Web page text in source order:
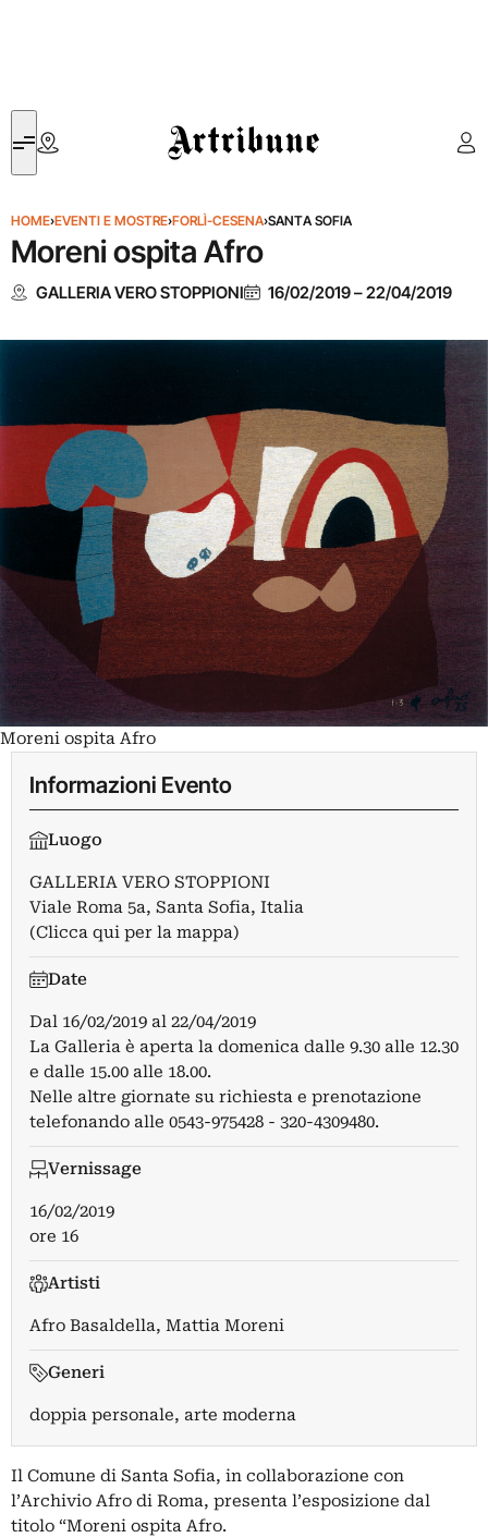
Artribune
HOME›EVENTI E MOSTRE›FORLÌ-CESENA›SANTA SOFIA
Moreni ospita Afro
GALLERIA VERO STOPPIONI 16/02/2019–22/04/2019
Moreni ospita Afro
Informazioni Evento
Luogo
GALLERIA VERO STOPPIONI
Viale Roma 5a, Santa Sofia, Italia
(Clicca qui per la mappa)
Date
Dal 16/02/2019 al 22/04/2019
La Galleria è aperta la domenica dalle 9.30 alle 12.30
e dalle 15.00 alle 18.00.
Nelle altre giornate su richiesta e prenotazione
telefonando alle 0543-975428 - 320-4309480.
Vernissage
16/02/2019
ore 16
Artisti
Afro Basaldella, Mattia Moreni
Generi
doppia personale, arte moderna
Il Comune di Santa Sofia, in collaborazione con
l’Archivio Afro di Roma, presenta l’esposizione dal
titolo “Moreni ospita Afro.